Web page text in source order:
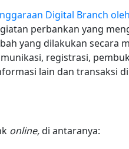
Digital Branch
perbankan yang
yang dilakukan secara
registrasi,
lain dan transaksi
online,di antaranya: